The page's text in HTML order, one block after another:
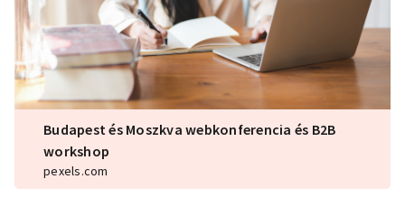
Budapest és Moszkva webkonferencia és B2B
workshop
pexels.com